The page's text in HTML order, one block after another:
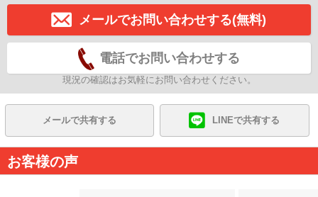
メールでお問い合わせする(無料)
電話でお問い合わせする
現況の確認はお気軽にお問い合わせください。
メールで共有する LINEで共有する
お客様の声